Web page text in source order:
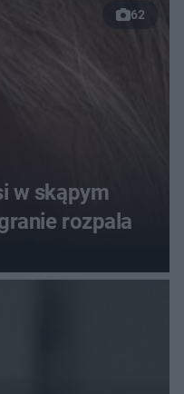
62
w skąpym
rozpala